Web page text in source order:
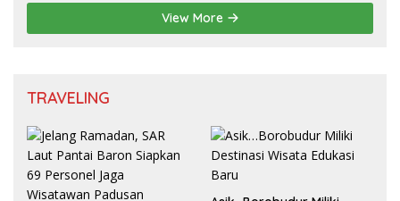
View More
TRAVELING